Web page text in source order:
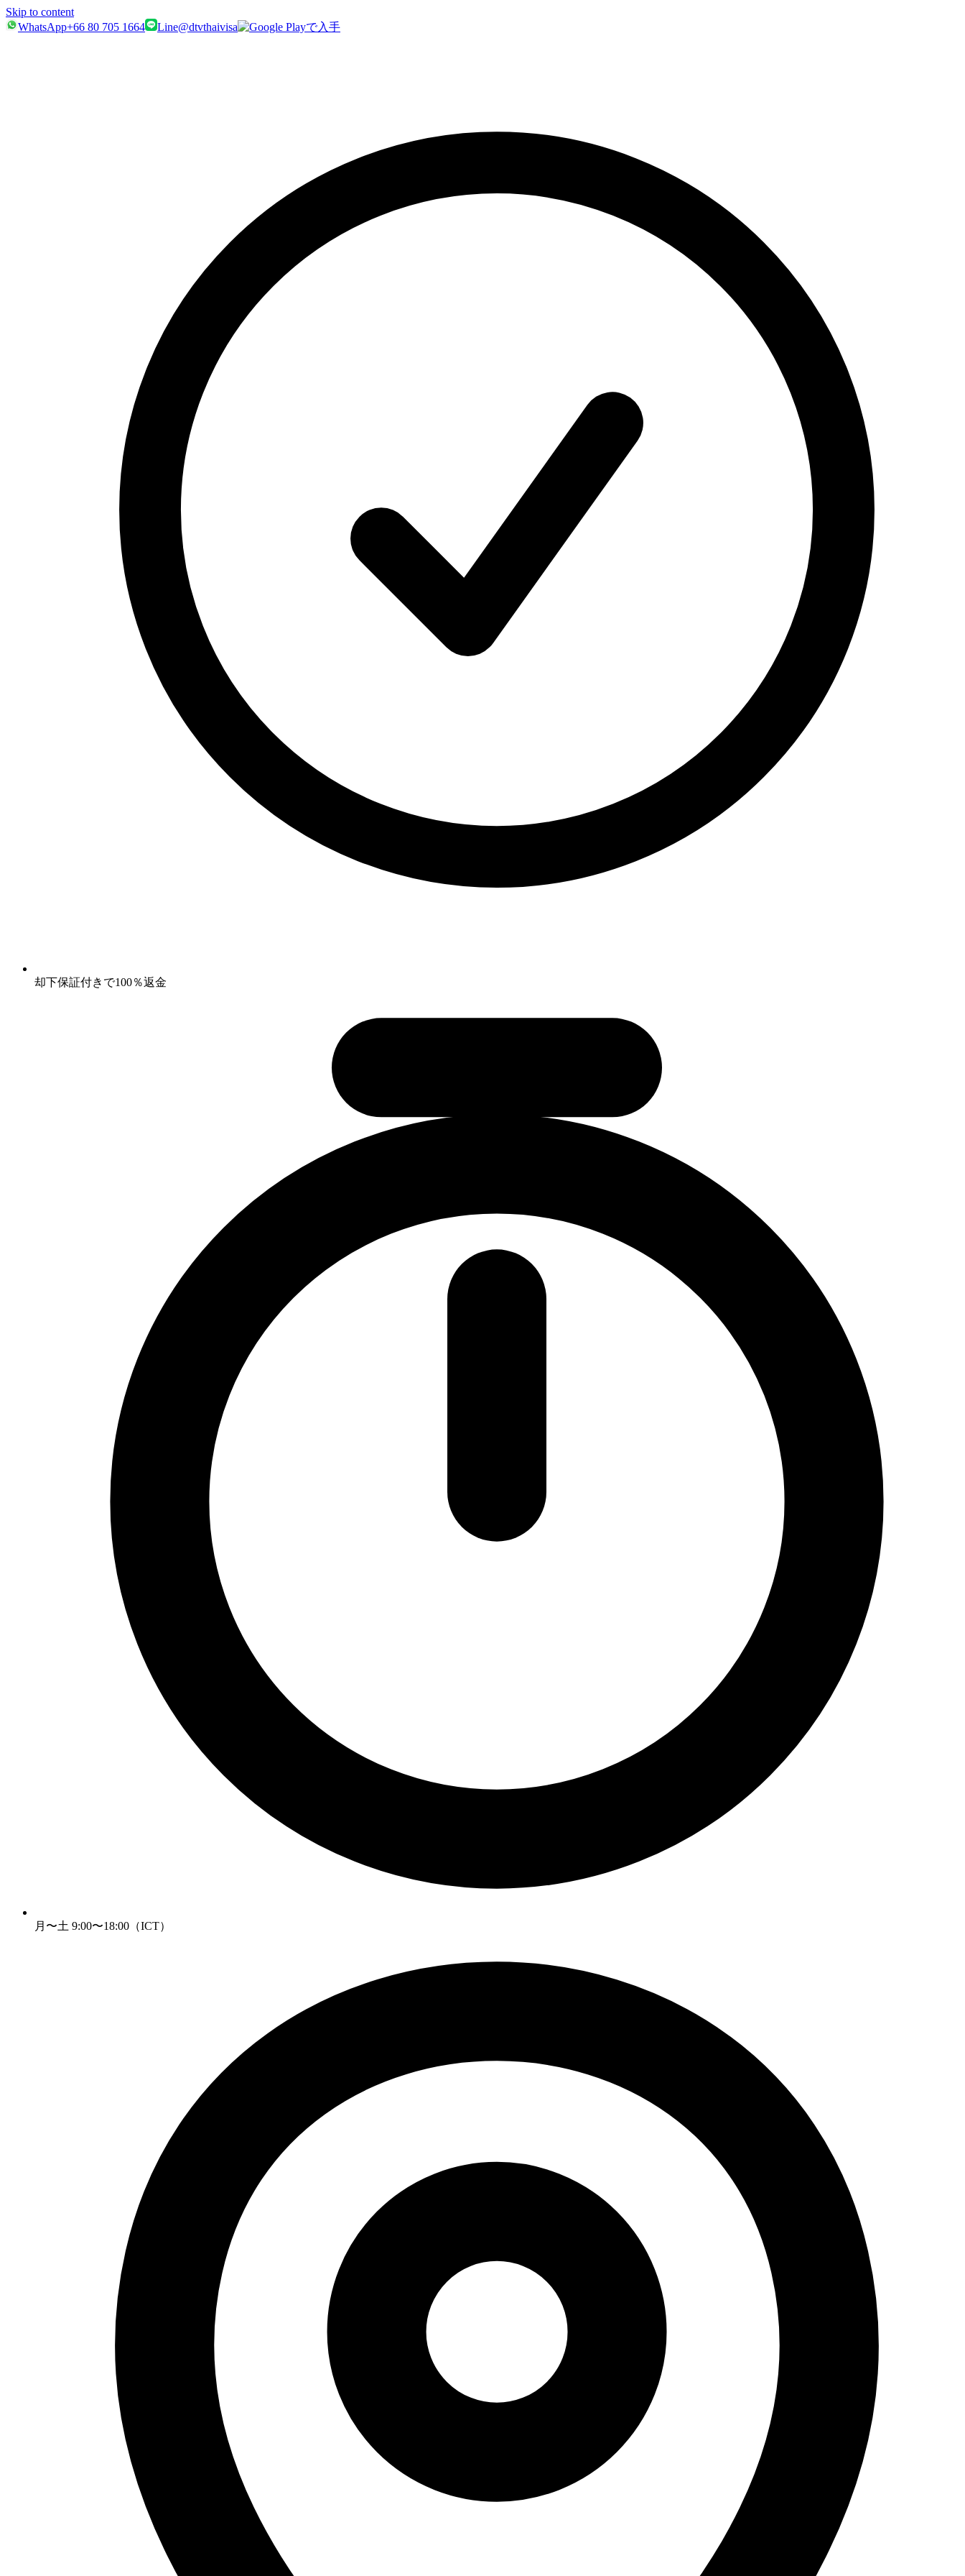
Skip to content
WhatsApp+66 80 705 1664 Line@dtvthaivisa
却下保証付きで100％返金
月〜土 9:00〜18:00（ICT）